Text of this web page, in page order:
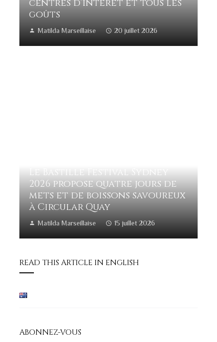
centres d’intérêt et tous les
goûts
Matilda Marseillaise 20 juillet 2026
Le Bastille Festival Sydney
2026 propose quatre jours de
mets et de boissons savoureux
à Circular Quay
Matilda Marseillaise 15 juillet 2026
READ THIS ARTICLE IN ENGLISH
ABONNEZ-VOUS